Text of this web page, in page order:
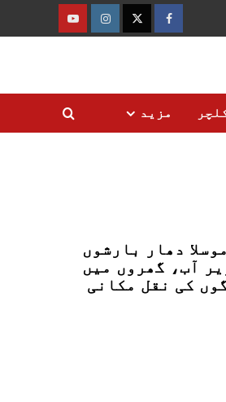
فیس
ٹوئٹرانسٹاگرام
یوٹیوب
مزید
دھار بارشوں
آب، گھروں میں
کی نقل مکانی